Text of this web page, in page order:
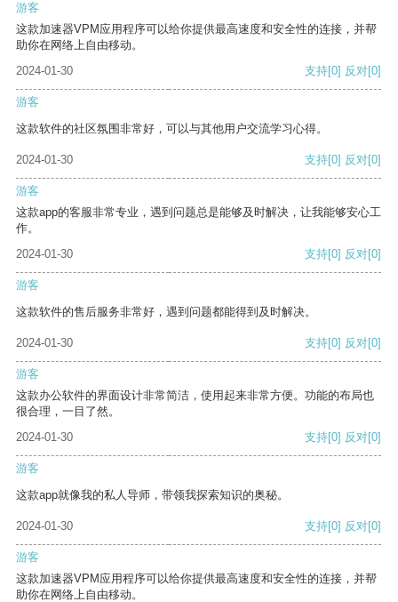
游客
这款加速器VPM应用程序可以给你提供最高速度和安全性的连接，并帮
助你在网络上自由移动。
2024-01-30
支持[0] 反对[0]
游客
这款软件的社区氛围非常好，可以与其他用户交流学习心得。
2024-01-30 支持[0] 反对[0]
游客
这款app的客服非常专业，遇到问题总是能够及时解决，让我能够安心工
作。
2024-01-30
支持[0] 反对[0]
游客
这款软件的售后服务非常好，遇到问题都能得到及时解决。
2024-01-30 支持[0] 反对[0]
游客
这款办公软件的界面设计非常简洁，使用起来非常方便。功能的布局也
很合理，一目了然。
2024-01-30
支持[0] 反对[0]
游客
这款app就像我的私人导师，带领我探索知识的奥秘。
2024-01-30 支持[0] 反对[0]
游客
这款加速器VPM应用程序可以给你提供最高速度和安全性的连接，并帮
助你在网络上自由移动。